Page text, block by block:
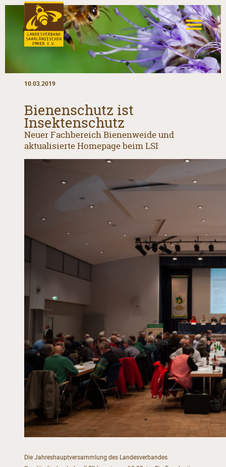
10.03.2019
Bienenschutz ist
Insektenschutz
Neuer Fachbereich Bienenweide und
aktualisierte Homepage beim LSI
Die Jahreshauptversammlung des Landesverbandes